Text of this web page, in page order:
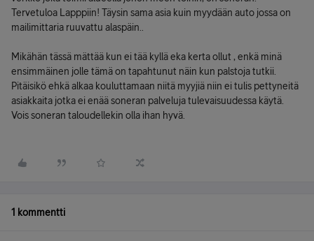
Tervetuloa Lapppiin! Täysin sama asia kuin myydään auto jossa on
mailimittaria ruuvattu alaspäin..
Mikähän tässä mättää kun ei tää kyllä eka kerta ollut , enkä minä
ensimmäinen jolle tämä on tapahtunut näin kun palstoja tutkii.
Pitäisikö ehkä alkaa kouluttamaan niitä myyjiä niin ei tulis pettyneitä
asiakkaita jotka ei enää soneran palveluja tulevaisuudessa käytä.
Vois soneran taloudellekin olla ihan hyvä.
1 kommentti